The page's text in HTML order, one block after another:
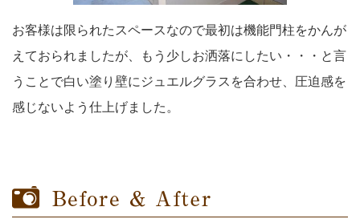
お客様は限られたスペースなので最初は機能門柱をかんが
えておられましたが、もう少しお洒落にしたい・・・と言
うことで白い塗り壁にジュエルグラスを合わせ、圧迫感を
感じないよう仕上げました。
ご希望だったスロープは駐車場奥からの設計にしたことで
穏やかな勾配となり、動きやすい導線を作ることが出来ま
した。 手すりも付けて安全性を確保しています。
裏庭には広いウッドデッキスペースを設けました。 掃出
し窓から出入り出来るのでリビングの延長として使う事も
出来ますね。 お天気のいい日の夜はこのウッドデッキに
寝ころんで星空観察なんてのも素敵♪
長いアプローチは轍の部分をコンクリートで固めました。
土間目地部分には天然木をはめ込んで車椅子のタイヤがス
ムーズに動くようにしました。 後に取り外しも簡単にで
きるのでライフスタイルに合わせて使って頂けると思いま
ガレージにはＬＩＸＩＬのカーポート、ネスカＦレギュラ
ーを連棟で設置しました。 コレで雨の日もスムーズで車
椅子での移動も出来ますね。
お話しを進めて行く中でジュエルグラスを気に入って下さ
り門柱にはめ込みました。 ジュエルグラスは圧迫感の軽
減と柔やかな輝きを与えてくれるので周りも明るくなり、
スッキリとしたラインとクラックの輝きでアイポイントの
スロープと門柱が重なる土間部分に埋め込みライト設置し
ました。 この埋め込みライトはジュエルグラスのライト
アップとスロープの足元の安全性を高めるための２役をこ
なしています。 夜には柔らかな光がジュエルグラスを照
限られたスペースのなかでアプローチ幅を確保出来る様に
門柱は出来るだけ出っ張らず、スマートでスタイリッシュ
になるようデザインと素材を選びをしました。
白い門柱にはポイントに名古屋モザイクのお洒落なボーダ
ータイルを貼りました。 ポストの色味と合わせているの
で統一感もありしっくりと馴染んだ仕上がりになりまし
た。